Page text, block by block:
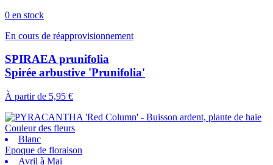
0 en stock
En cours de réapprovisionnement
SPIRAEA prunifolia
Spirée arbustive 'Prunifolia'
À partir de 5,95 €
Couleur des fleurs
Blanc
Epoque de floraison
Avril à Mai